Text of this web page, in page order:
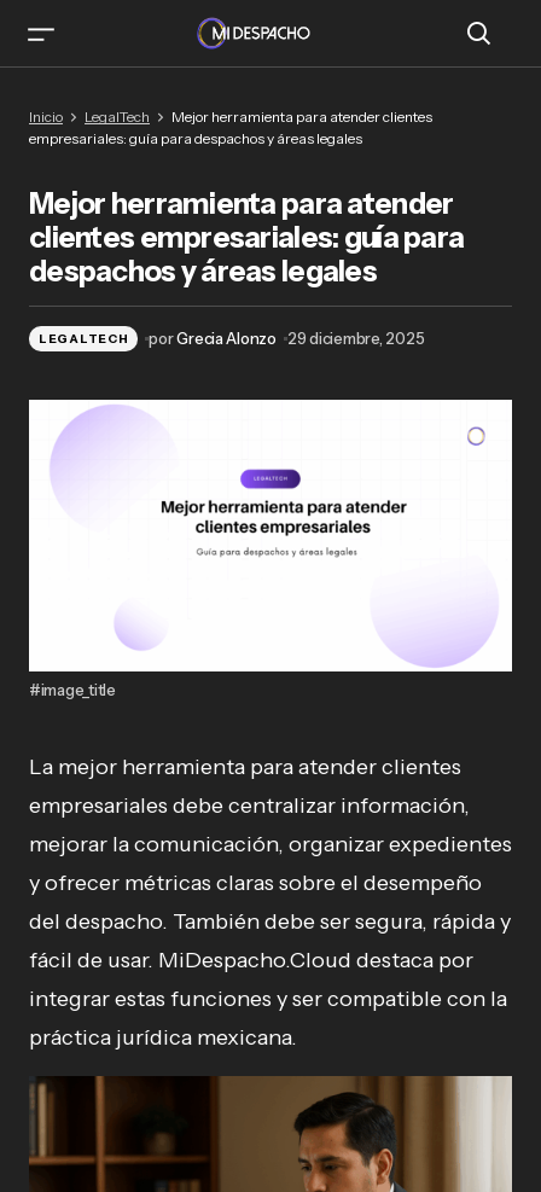
empresariales: guía para despachos y áreas
legales
Inicio LegalTech
Mejor herramienta para atender clientes
empresariales: guía para despachos y áreas legales
Mejor herramienta para atender
clientes empresariales: guía para
despachos y áreas legales
LEGALTECH porGrecia Alonzo 29 diciembre, 2025
#image_title
La mejor herramienta para atender clientes
empresariales debe centralizar información,
mejorar la comunicación, organizar expedientes
y ofrecer métricas claras sobre el desempeño
del despacho. También debe ser segura, rápida y
fácil de usar. MiDespacho.Cloud destaca por
integrar estas funciones y ser compatible con la
práctica jurídica mexicana.